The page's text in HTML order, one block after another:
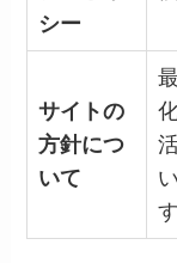
シー
サイトの
方針につ
いて
す